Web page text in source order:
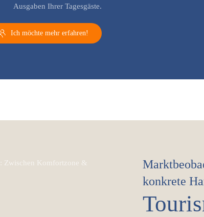
Ausgaben Ihrer Tagesgäste.
Ich möchte mehr erfahren!
Zwischen Komfortzone &
konkrete